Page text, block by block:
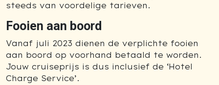
steeds van voordelige tarieven.
Fooien aan boord
Vanaf juli 2023 dienen de verplichte fooien
aan boord op voorhand betaald te worden.
Jouw cruiseprijs is dus inclusief de ‘Hotel
Charge Service’.